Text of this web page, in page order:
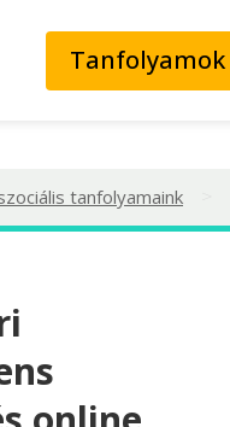
Tanfolyamok
tanfolyamaink